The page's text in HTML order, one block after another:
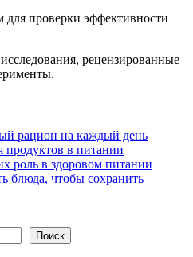
для проверки эффективности
рецензированные
рацион на каждый день
продуктов в питании
роль в здоровом питании
блюда, чтобы сохранить
Поиск